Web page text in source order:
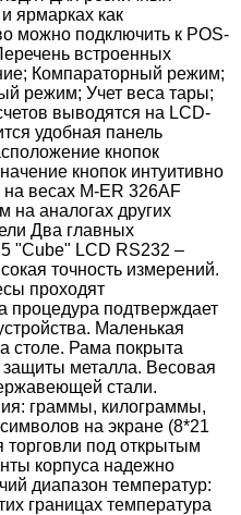
ярмарках как
можно подключить к POS-
встроенных
Компараторный режим;
режим; Учет веса тары;
выводятся на LCD-
удобная панель
кнопок
кнопок интуитивно
весах M-ER 326AF
на аналогах других
Два главных
"Cube" LCD RS232 –
точность измерений.
проходят
процедура подтверждает
Маленькая
столе. Рама покрыта
защиты металла. Весовая
стали.
граммы, килограммы,
на экране (8*21
торговли под открытым
корпуса надежно
диапазон температур:
границах температура